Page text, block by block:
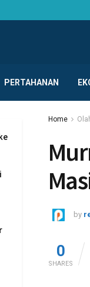
PERTAHANAN
Home
by
0
SHARES